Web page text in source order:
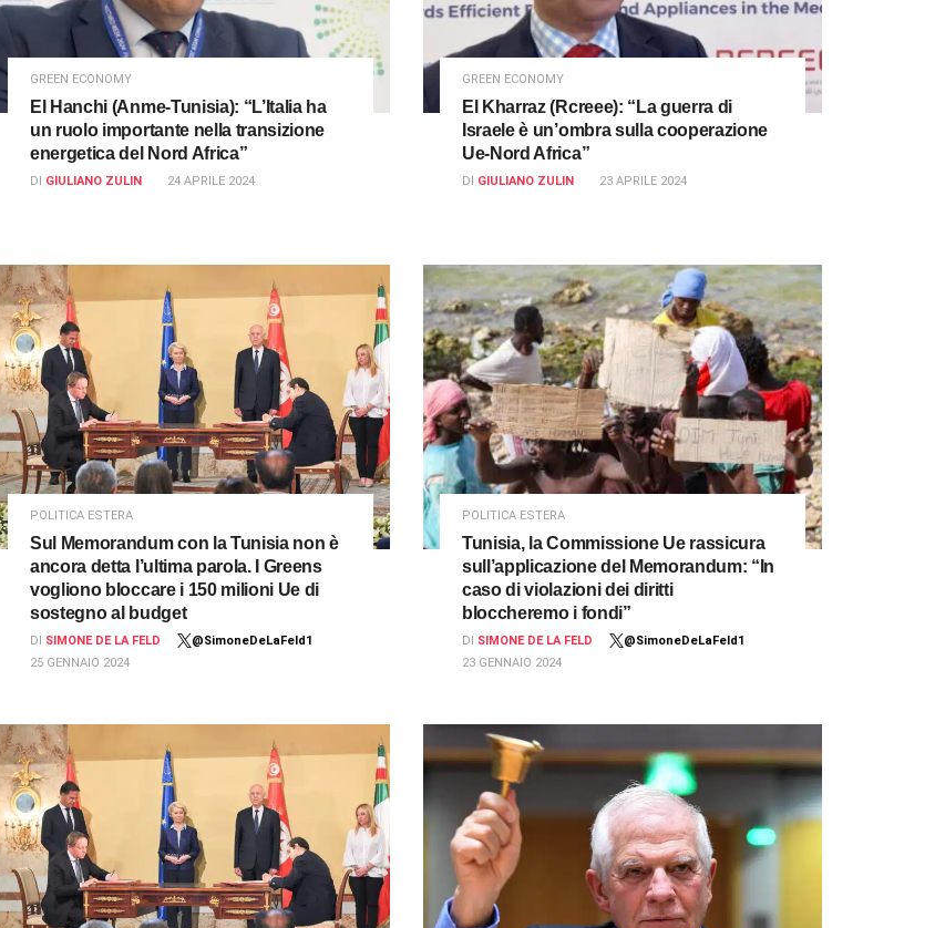
GREEN ECONOMY
El Hanchi (Anme-Tunisia): “L’Italia ha
un ruolo importante nella transizione
energetica del Nord Africa”
DI GIULIANO ZULIN 24 APRILE 2024
GREEN ECONOMY
El Kharraz (Rcreee): “La guerra di
Israele è un’ombra sulla cooperazione
Ue-Nord Africa”
DI GIULIANO ZULIN 23 APRILE 2024
POLITICA ESTERA
Sul Memorandum con la Tunisia non è
ancora detta l’ultima parola. I Greens
vogliono bloccare i 150 milioni Ue di
sostegno al budget
DI SIMONE DE LA FELD
@SimoneDeLaFeld1
25 GENNAIO 2024
POLITICA ESTERA
Tunisia, la Commissione Ue rassicura
sull’applicazione del Memorandum: “In
caso di violazioni dei diritti
bloccheremo i fondi”
DI SIMONE DE LA FELD
@SimoneDeLaFeld1
23 GENNAIO 2024